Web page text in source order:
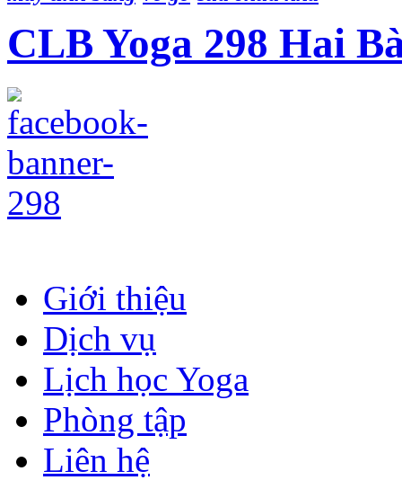
CLB Yoga 298 Hai
Giới thiệu
Dịch vụ
Lịch học Yoga
Phòng tập
Liên hệ